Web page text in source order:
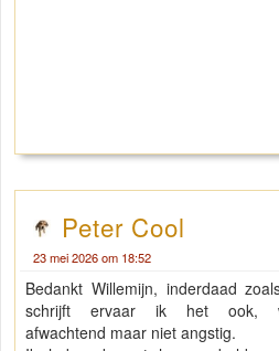
Peter Cool
23 mei 2026 om 18:52
Bedankt Willemijn, inderdaad
schrijft ervaar ik het ook,
afwachtend maar niet angstig.